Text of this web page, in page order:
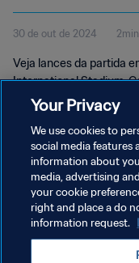
Melhores
30 de out de 2024
Veja lances da partida
International Stadium,
às 20:00 (horário local).
POLÍTICA DE PRIVACIDADE
TERMOS DE SERVIÇO
Your Privacy
We use cookies to
social media features
information about
media, advertising
your cookie
right and place a do
information request.